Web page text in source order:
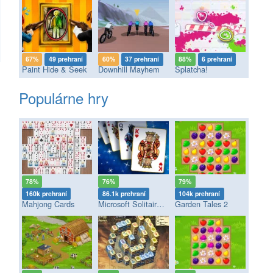
67% 49 prehraní
Paint Hide & Seek
60% 37 prehraní
Downhill Mayhem
88% 6 prehraní
Splatcha!
Populárne hry
78%
160k prehraní
Mahjong Cards
76%
86.1k prehraní
Microsoft Solitaire Collection
79%
104k prehraní
Garden Tales 2